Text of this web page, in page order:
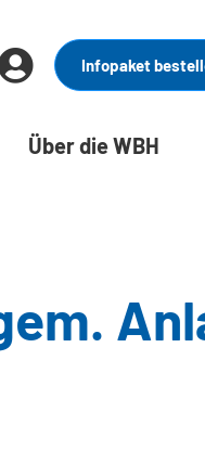
Infopaket
Über die WBH